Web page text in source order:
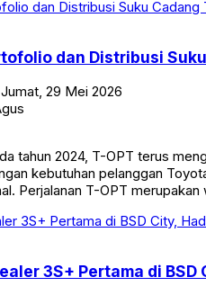
dan Distribusi
29 Mei 2026
tahun 2024, T-OPT terus
kebutuhan pelanggan
Perjalanan T-OPT
3S+ Pertama di